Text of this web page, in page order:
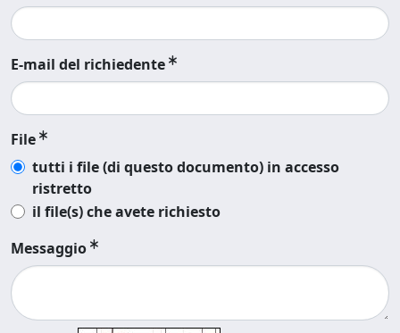
E-mail del richiedente
File
tutti i file (di questo documento) in accesso
ristretto
il file(s) che avete richiesto
Messaggio